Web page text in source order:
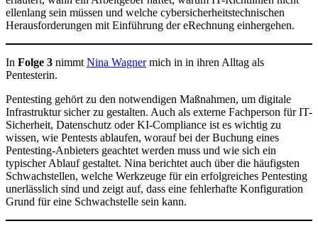
ellenlang sein müssen und welche cybersicherheitstechnischen
Herausforderungen mit Einführung der eRechnung einhergehen.
In Folge 3 nimmt Nina Wagnermich in in ihren Alltag als
Pentesterin.
Pentesting gehört zu den notwendigen Maßnahmen, um digitale
Infrastruktur sicher zu gestalten. Auch als externe Fachperson für IT-
Sicherheit, Datenschutz oder KI-Compliance ist es wichtig zu
wissen, wie Pentests ablaufen, worauf bei der Buchung eines
Pentesting-Anbieters geachtet werden muss und wie sich ein
typischer Ablauf gestaltet. Nina berichtet auch über die häufigsten
Schwachstellen, welche Werkzeuge für ein erfolgreiches Pentesting
unerlässlich sind und zeigt auf, dass eine fehlerhafte Konfiguration
Grund für eine Schwachstelle sein kann.